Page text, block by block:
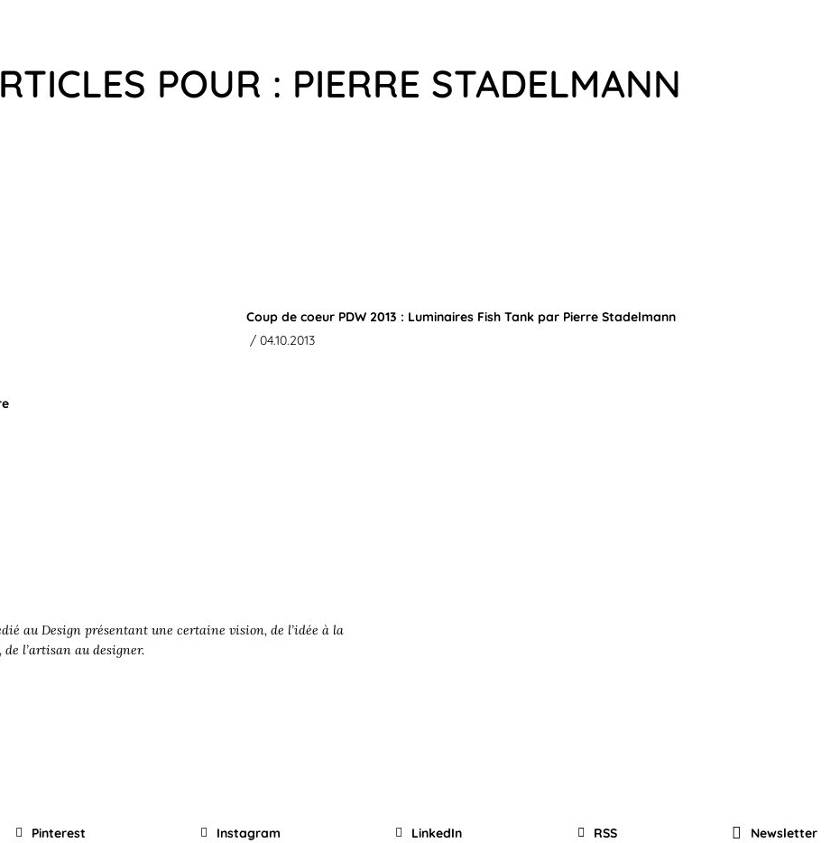
POUR : PIERRE STADELMANN
Coup de coeur PDW 2013 : Luminaires Fish Tank par Pierre Stadelmann
/ 04.10.2013
au Design présentant une certaine vision, de l’idée à la
l’artisan au designer.
Pinterest Instagram LinkedIn RSS Newsletter